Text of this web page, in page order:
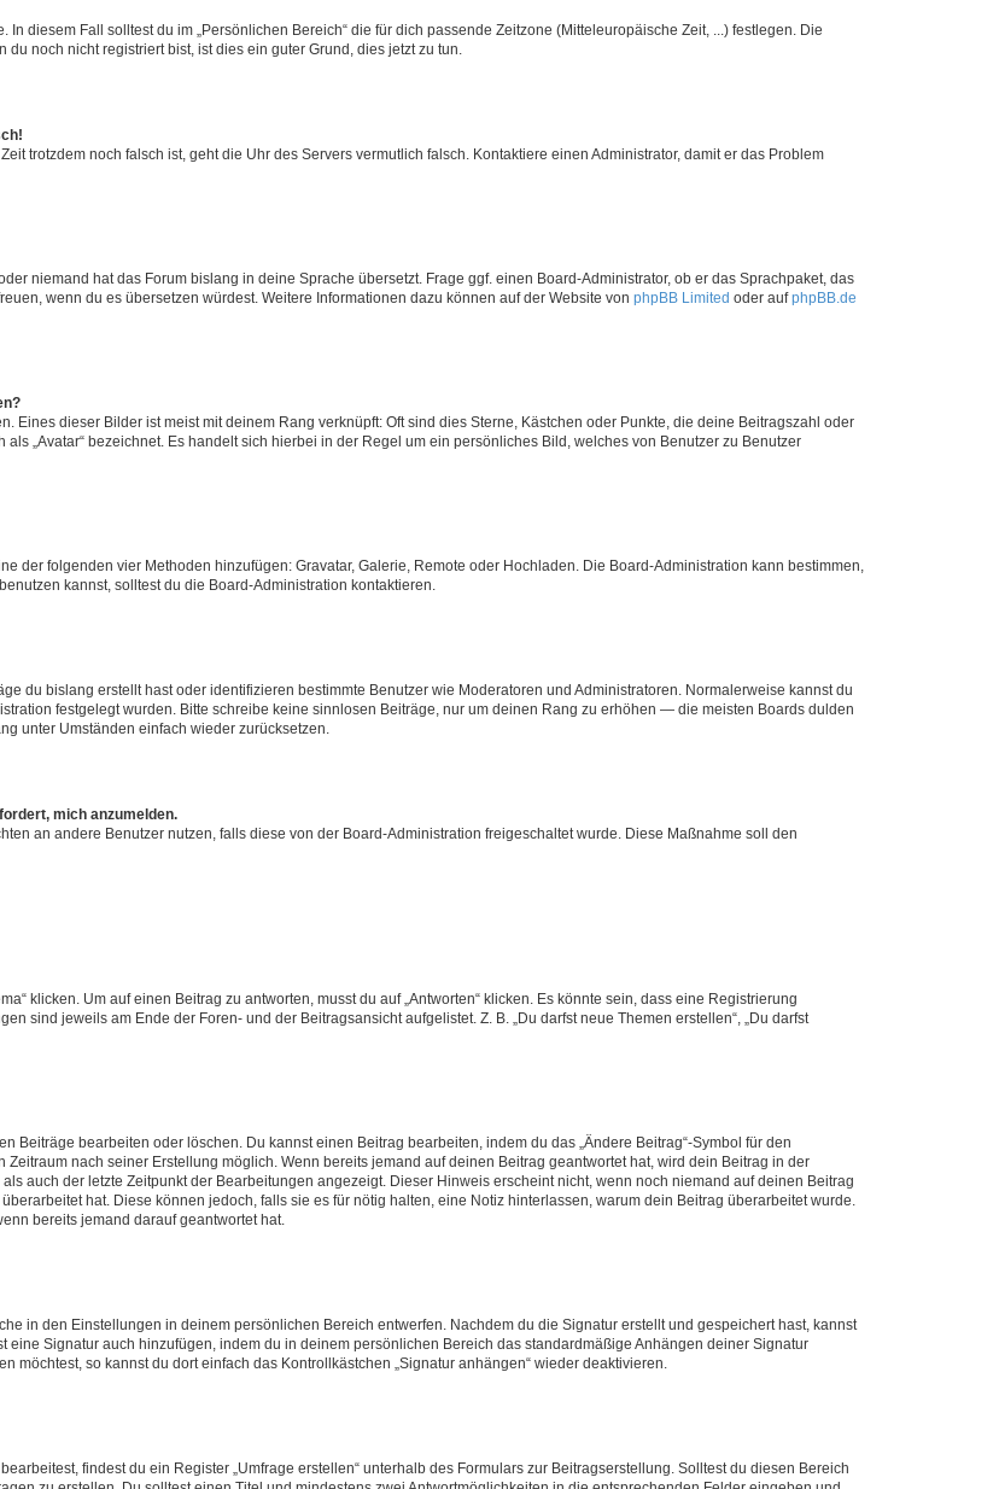
diesem Fall solltest du im „Persönlichen Bereich“ die für dich passende Zeitzone (Mitteleuropäische Zeit, ...) festlegen. Die
noch nicht registriert bist, ist dies ein guter Grund, dies jetzt zu tun.
trotzdem noch falsch ist, geht die Uhr des Servers vermutlich falsch. Kontaktiere einen Administrator, damit er das Problem
niemand hat das Forum bislang in deine Sprache übersetzt. Frage ggf. einen Board-Administrator, ob er das Sprachpaket, das
wenn du es übersetzen würdest. Weitere Informationen dazu können auf der Website von phpBB Limited oder aufphpBB.de
Eines dieser Bilder ist meist mit deinem Rang verknüpft: Oft sind dies Sterne, Kästchen oder Punkte, die deine Beitragszahl oder
„Avatar“ bezeichnet. Es handelt sich hierbei in der Regel um ein persönliches Bild, welches von Benutzer zu Benutzer
der folgenden vier Methoden hinzufügen: Gravatar, Galerie, Remote oder Hochladen. Die Board-Administration kann bestimmen,
kannst, solltest du die Board-Administration kontaktieren.
du bislang erstellt hast oder identifizieren bestimmte Benutzer wie Moderatoren und Administratoren. Normalerweise kannst du
festgelegt wurden. Bitte schreibe keine sinnlosen Beiträge, nur um deinen Rang zu erhöhen — die meisten Boards dulden
unter Umständen einfach wieder zurücksetzen.
mich anzumelden.
an andere Benutzer nutzen, falls diese von der Board-Administration freigeschaltet wurde. Diese Maßnahme soll den
klicken. Um auf einen Beitrag zu antworten, musst du auf „Antworten“ klicken. Es könnte sein, dass eine Registrierung
sind jeweils am Ende der Foren- und der Beitragsansicht aufgelistet. Z. B. „Du darfst neue Themen erstellen“, „Du darfst
Beiträge bearbeiten oder löschen. Du kannst einen Beitrag bearbeiten, indem du das „Ändere Beitrag“-Symbol für den
nach seiner Erstellung möglich. Wenn bereits jemand auf deinen Beitrag geantwortet hat, wird dein Beitrag in der
auch der letzte Zeitpunkt der Bearbeitungen angezeigt. Dieser Hinweis erscheint nicht, wenn noch niemand auf deinen Beitrag
hat. Diese können jedoch, falls sie es für nötig halten, eine Notiz hinterlassen, warum dein Beitrag überarbeitet wurde.
bereits jemand darauf geantwortet hat.
in den Einstellungen in deinem persönlichen Bereich entwerfen. Nachdem du die Signatur erstellt und gespeichert hast, kannst
eine Signatur auch hinzufügen, indem du in deinem persönlichen Bereich das standardmäßige Anhängen deiner Signatur
so kannst du dort einfach das Kontrollkästchen „Signatur anhängen“ wieder deaktivieren.
findest du ein Register „Umfrage erstellen“ unterhalb des Formulars zur Beitragserstellung. Solltest du diesen Bereich